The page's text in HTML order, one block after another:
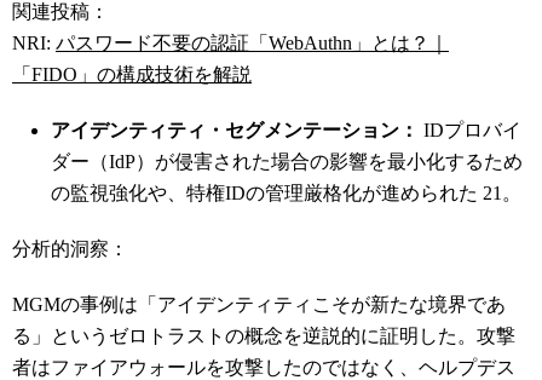
関連投稿：
NRI: パスワード不要の認証「WebAuthn」とは？｜
「FIDO」の構成技術を解説
アイデンティティ・セグメンテーション： IDプロバイ
ダー（IdP）が侵害された場合の影響を最小化するため
の監視強化や、特権IDの管理厳格化が進められた 21 。
分析的洞察：
MGMの事例は「アイデンティティこそが新たな境界であ
る」というゼロトラストの概念を逆説的に証明した。攻撃
者はファイアウォールを攻撃したのではなく、ヘルプデス